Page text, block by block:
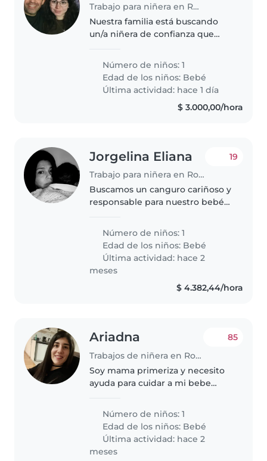
Trabajo para niñera en Rosario
Nuestra familia está buscando
un/a niñera de confianza que
alguien que se sienta cómodo/a
con mascotas, cocinar y realizar..
Número de niños: 1
Edad de los niños: Bebé
Última actividad: hace 1 día
$ 3.000,00/hora
Jorgelina Eliana
Trabajo para niñera en Rosario
19
Buscamos un canguro cariñoso y
responsable para nuestro bebé
curioso e inteligente.
Necesitamos a alguien que se
sienta cómodo con las mascotas
Número de niños: 1
Edad de los niños: Bebé
Última actividad: hace 2
meses
$ 4.382,44/hora
Ariadna
Trabajos de niñera en Rosario
85
Soy mama primeriza y necesito
ayuda para cuidar a mi bebe
los dias de semana solamente.
Vivo en rosario, zona centro.
Número de niños: 1
Edad de los niños: Bebé
Última actividad: hace 2
meses